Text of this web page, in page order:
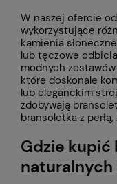
W naszej ofercie
wykorzystujące
kamienia
lub tęczowe
modnych
które doskonale
lub eleganckim
zdobywają
bransoletka z
Gdzie kupić
naturalnych